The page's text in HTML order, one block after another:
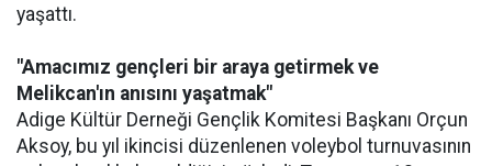
yaşattı.
"Amacımız gençleri bir araya getirmek ve
Melikcan'ın anısını yaşatmak"
Adige Kültür Derneği Gençlik Komitesi Başkanı Orçun
Aksoy, bu yıl ikincisi düzenlenen voleybol turnuvasının